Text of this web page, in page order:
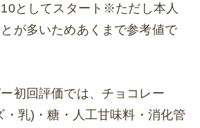
10としてスタート※ただし本人
が多いためあくまで参考値で
初回評価では、チョコレー
・乳)・糖・人工甘味料・消化管